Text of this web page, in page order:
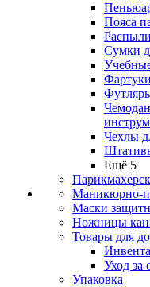
Пояса
Сумки
Чехлы
Ещё 5
Маникюрно-
Маски
Ножницы
Товары для
Уход за
Упаковка